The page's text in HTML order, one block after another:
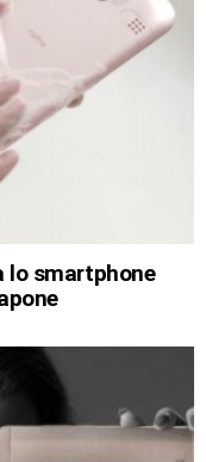
lo smartphone